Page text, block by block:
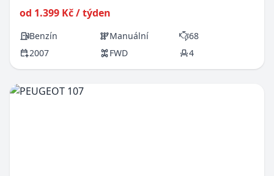
od 1.399 Kč / týden
Benzín Manuální
68
2007
FWD 4